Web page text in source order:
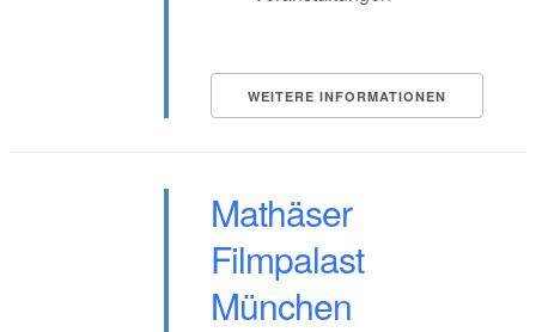
WEITERE INFORMATIONEN
Mathäser
Filmpalast
München